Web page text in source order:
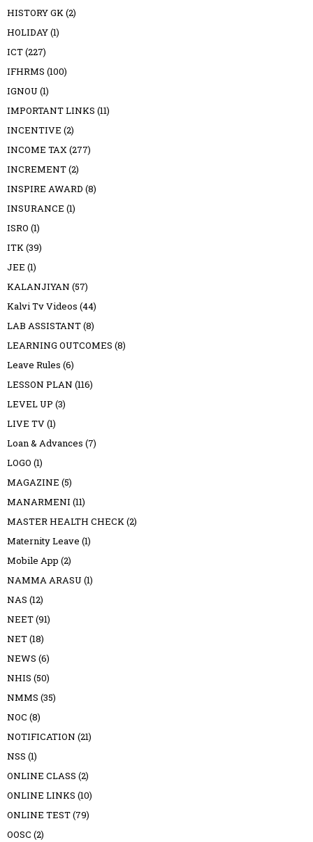
HISTORY GK(2)
HOLIDAY(1)
ICT(227)
IFHRMS (100)
IGNOU (1)
IMPORTANT LINKS (11)
INCENTIVE (2)
INCOME TAX(277)
INCREMENT(2)
INSPIRE AWARD (8)
INSURANCE (1)
ISRO (1)
ITK(39)
JEE (1)
KALANJIYAN (57)
Kalvi Tv Videos (44)
LAB ASSISTANT(8)
LEARNING OUTCOMES (8)
Leave Rules (6)
LESSON PLAN (116)
LEVEL UP (3)
LIVE TV(1)
Loan & Advances (7)
LOGO (1)
MAGAZINE (5)
MANARMENI (11)
MASTER HEALTH CHECK(2)
Maternity Leave (1)
Mobile App (2)
NAMMA ARASU (1)
NAS (12)
NEET(91)
NET(18)
NEWS (6)
NHIS (50)
NMMS (35)
NOC (8)
NOTIFICATION (21)
NSS (1)
ONLINE CLASS (2)
ONLINE LINKS (10)
ONLINE TEST(79)
OOSC (2)